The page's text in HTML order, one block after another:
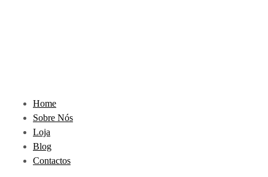
Home
Sobre Nós
Loja
Blog
Contactos